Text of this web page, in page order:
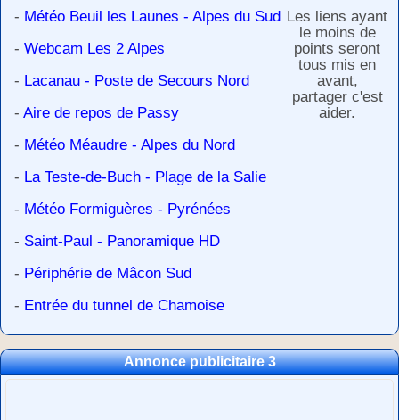
- Météo Beuil les Launes - Alpes du Sud
- Webcam Les 2 Alpes
- Lacanau - Poste de Secours Nord
- Aire de repos de Passy
- Météo Méaudre - Alpes du Nord
- La Teste-de-Buch - Plage de la Salie
- Météo Formiguères - Pyrénées
- Saint-Paul - Panoramique HD
- Périphérie de Mâcon Sud
- Entrée du tunnel de Chamoise
Les liens ayant
le moins de
points seront
tous mis en
avant,
partager c'est
aider.
Annonce publicitaire 3